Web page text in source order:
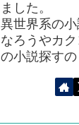
ました。
異世界系の
なろうやカ
の小説探すの